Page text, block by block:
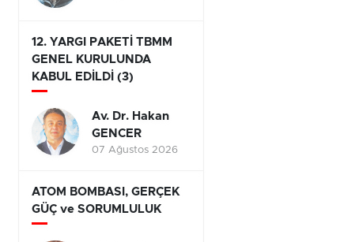
12. YARGI PAKETİ TBMM
GENEL KURULUNDA
KABUL EDİLDİ (3)
Av. Dr. Hakan
GENCER
07 Ağustos 2026
ATOM BOMBASI, GERÇEK
GÜÇ ve SORUMLULUK